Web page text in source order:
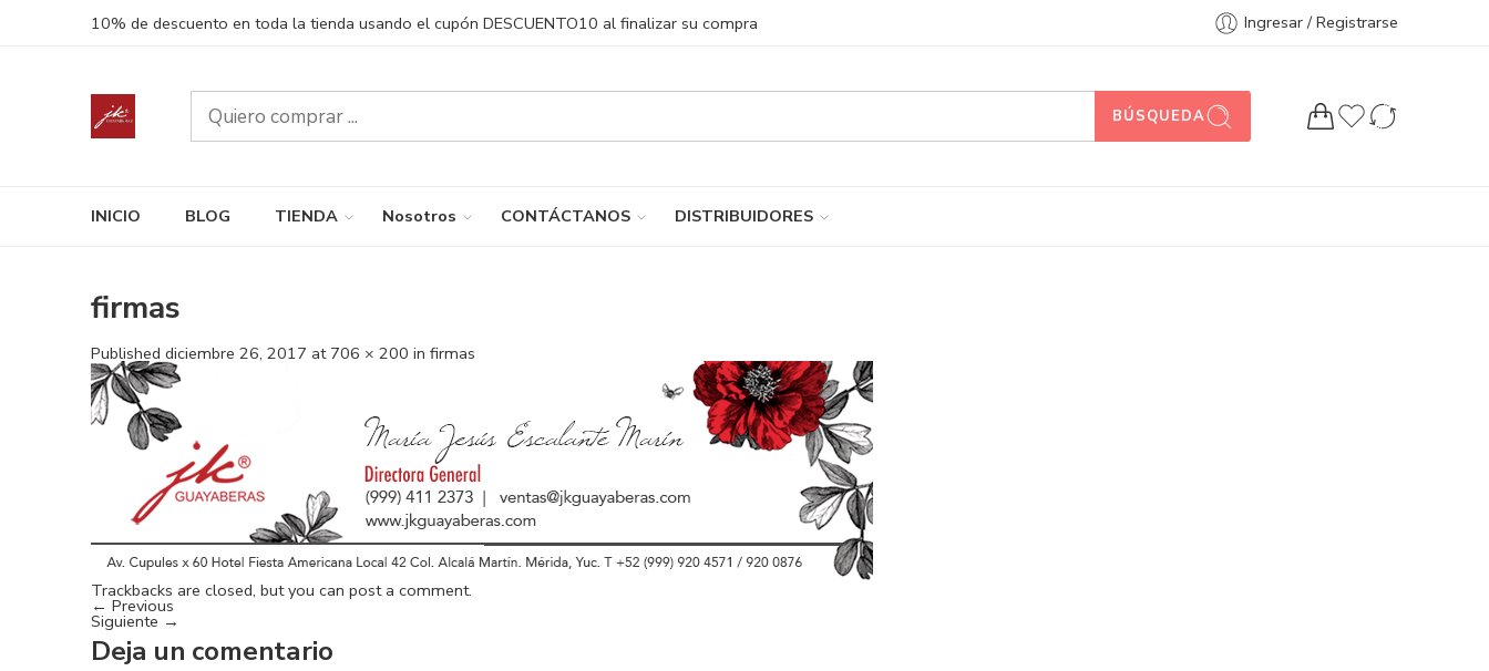
10% de descuento en toda la tienda usando el cupón DESCUENTO10 al finalizar su compra Ingresar / Registrarse
BÚSQUEDA
INICIO BLOG TIENDA Nosotros CONTÁCTANOS DISTRIBUIDORES
firmas
Published diciembre 26, 2017 at 706 × 200 in firmas
Trackbacks are closed, but you can post a comment.
← Previous
Siguiente →
Deja un comentario